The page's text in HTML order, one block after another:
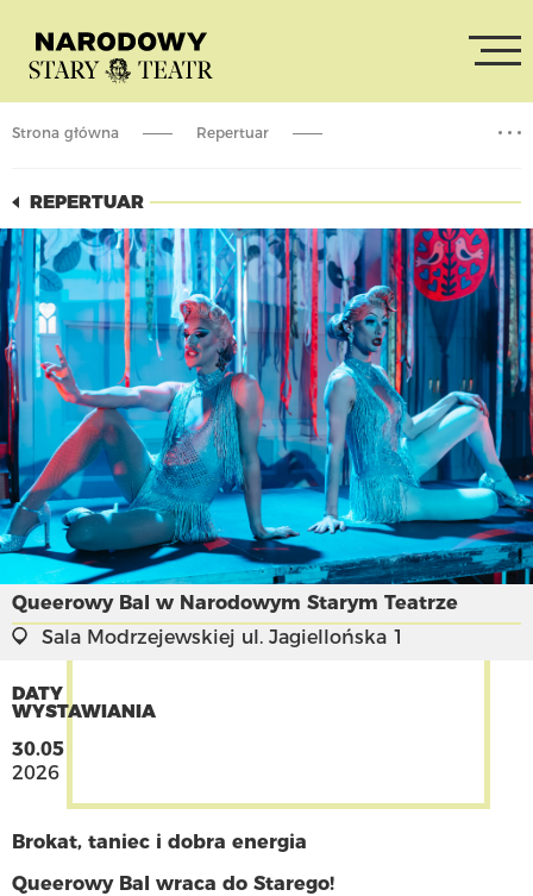
Strona główna
Repertuar
REPERTUAR
Queerowy Bal w Narodowym Starym Teatrze
Sala Modrzejewskiej ul. Jagiellońska 1
DATY
WYSTAWIANIA
30.05
2026
Brokat, taniec i dobra energia
Queerowy Bal wraca do Starego!